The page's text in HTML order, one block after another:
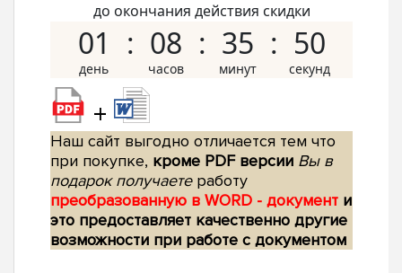
до окончания действия скидки
01 08 35 49
+
Наш сайт выгодно отличается тем что
при покупке, кроме PDF версии Вы в
подарок получаетеработу
преобразованную в WORD - документ и
это предоставляет качественно другие
возможности при работе с документом